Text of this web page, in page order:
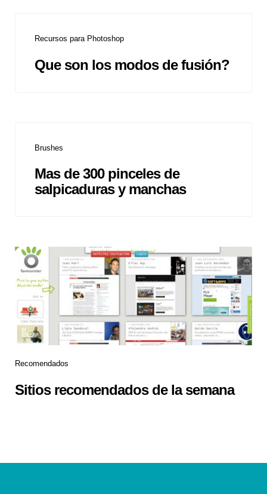
Recursos para Photoshop
Que son los modos de fusión?
Brushes
Mas de 300 pinceles de
salpicaduras y manchas
Recomendados
Sitios recomendados de la semana